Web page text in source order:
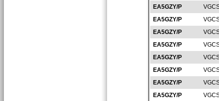
EA5GZY/P
EA5GZY/P
EA5GZY/P
EA5GZY/P
EA5GZY/P
EA5GZY/P
EA5GZY/P
EA5GZY/P